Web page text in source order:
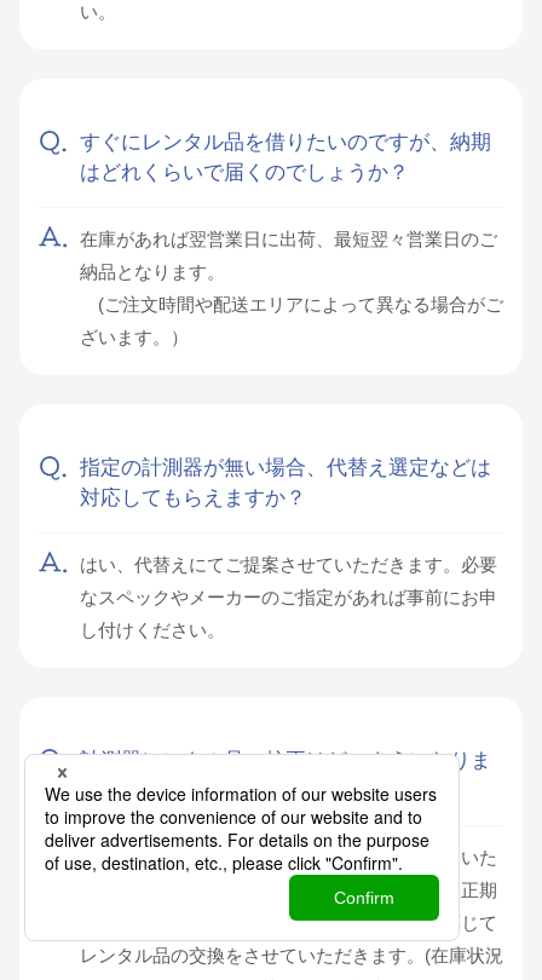
い。
すぐにレンタル品を借りたいのですが、納期
はどれくらいで届くのでしょうか？
在庫があれば翌営業日に出荷、最短翌々営業日のご
納品となります。
(ご注文時間や配送エリアによって異なる場合がご
ざいます。）
指定の計測器が無い場合、代替え選定などは
対応してもらえますか？
はい、代替えにてご提案させていただきます。必要
なスペックやメーカーのご指定があれば事前にお申
し付けください。
計測器レンタル品の校正はどのようになりま
すか？
全て校正が実施されているレンタル品をお届けいた
します。延長などによってレンタル期間中に校正期
限を迎える場合は事前にお知らせし、必要に応じて
レンタル品の交換をさせていただきます。(在庫状況